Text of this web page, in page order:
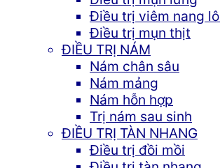
Điều trị viêm nang
Điều trị mụn thịt
ĐIỀU TRỊ NÁM
Nám chân sâu
Nám mảng
Nám hỗn hợp
Trị nám sau sinh
ĐIỀU TRỊ TÀN NHANG
Điều trị đồi mồi